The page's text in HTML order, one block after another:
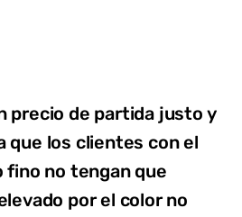
precio de partida justo y
que los clientes con el
fino no tengan que
por el color no